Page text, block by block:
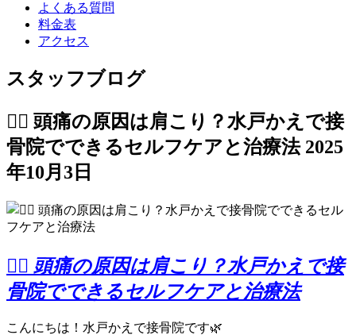
よくある質問
料金表
アクセス
スタッフブログ
💆‍♀️ 頭痛の原因は肩こり？水戸かえで接
骨院でできるセルフケアと治療法 2025
年10月3日
💆‍♀️ 頭痛の原因は肩こり？水戸かえで接
骨院でできるセルフケアと治療法
こんにちは！水戸かえで接骨院です🌿